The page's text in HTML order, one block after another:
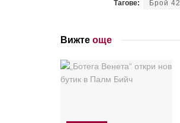
Тагове: Брой 42
Вижте още